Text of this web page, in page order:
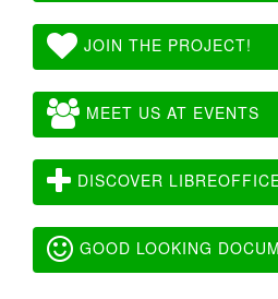
JOIN THE PROJECT!
MEET US AT EVENTS
DISCOVER
GOOD LOOKING